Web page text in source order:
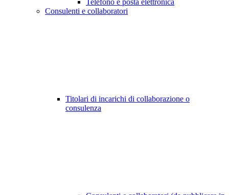
Telefono e posta elettronica
Consulenti e collaboratori
Titolari di incarichi di collaborazione o
consulenza